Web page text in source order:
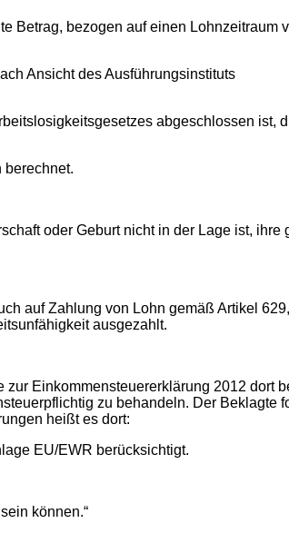
bezogen auf einen Lohnzeitraum
Ansicht des Ausführungsinstituts
abgeschlossen ist,
oder Geburt nicht in der Lage ist, ihre
Zahlung von Lohn gemäß Artikel
ausgezahlt.
Einkommensteuererklärung 2012 dort
zu behandeln. Der Beklagte
heißt es dort:
EU/EWR berücksichtigt.
können.“